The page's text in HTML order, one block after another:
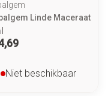
Linde Maceraat
Niet beschikbaar